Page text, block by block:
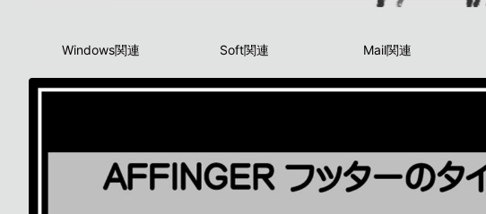
Windows関連 Soft関連 Mail関連